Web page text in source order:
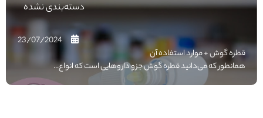
دسته‌بندی نشده
23/07/2024
قطره گوش + موارد استفاده آن
همانطور که می‌دانید قطره گوش جزو داروهایی است که انواع...